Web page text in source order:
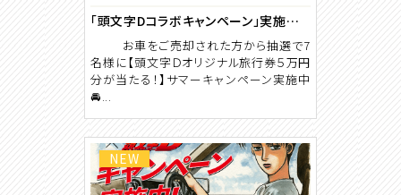
「頭文字Dコラボキャンペーン」実施中！！！
お車をご売却された方から抽選で7
名様に【頭文字Ｄオリジナル旅行券５万円
分が当たる！】サマーキャンペーン実施中
🚘...
NEW